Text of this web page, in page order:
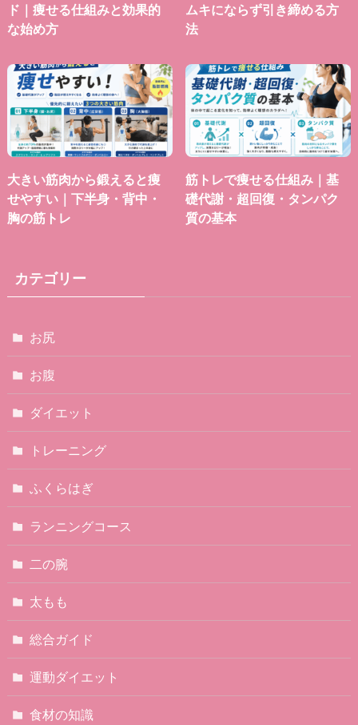
ド｜痩せる仕組みと効果的
な始め方
ムキにならず引き締める方
法
大きい筋肉から鍛えると痩
せやすい｜下半身・背中・
胸の筋トレ
筋トレで痩せる仕組み｜基
礎代謝・超回復・タンパク
質の基本
カテゴリー
お尻
お腹
ダイエット
トレーニング
ふくらはぎ
ランニングコース
二の腕
太もも
総合ガイド
運動ダイエット
食材の知識